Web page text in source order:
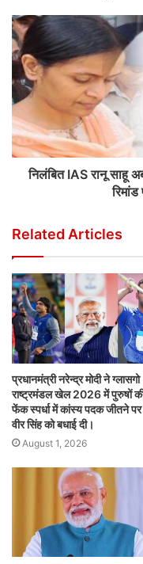
निलंबित IAS रानू साहू
Related Articles
प्रधानमंत्री नरेन्द्र मोदी ने ग्लासगो
राष्ट्रमंडल खेल 2026 में पुरुषों
फेंक स्पर्धा में कांस्य पदक जीतने
वीर सिंह को बधाई दी।
August 1, 2026